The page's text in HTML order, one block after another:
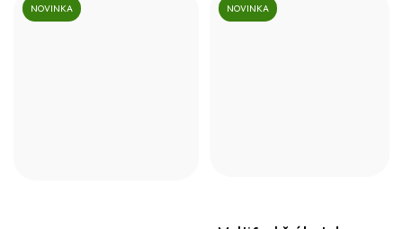
NOVINKA NOVINKA